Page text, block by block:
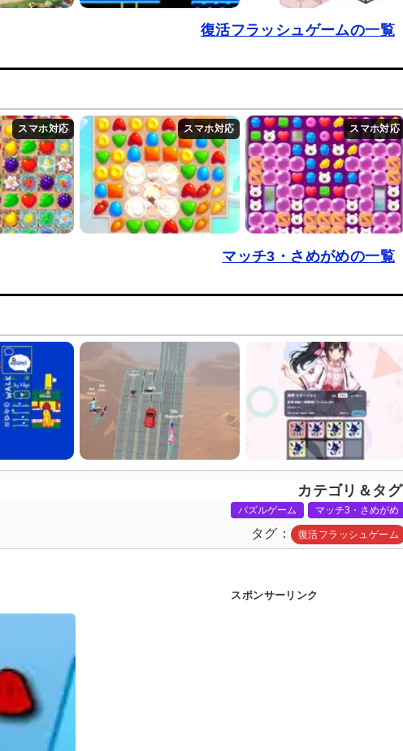
復活フラッシュゲームの一覧
マッチ3・さめがめの一覧
カテゴリ＆タグ
パズルゲーム マッチ3・さめがめ
タグ 復活フラッシュゲーム
スポンサーリンク